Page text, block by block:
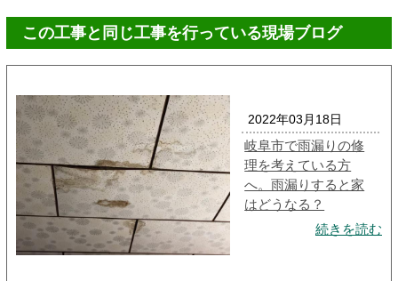
この工事と同じ工事を行っている現場ブログ
2022年03月18日
岐阜市で雨漏りの修
理を考えている方
へ。雨漏りすると家
はどうなる？
続きを読む